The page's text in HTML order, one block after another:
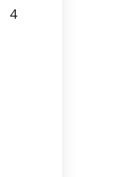
4